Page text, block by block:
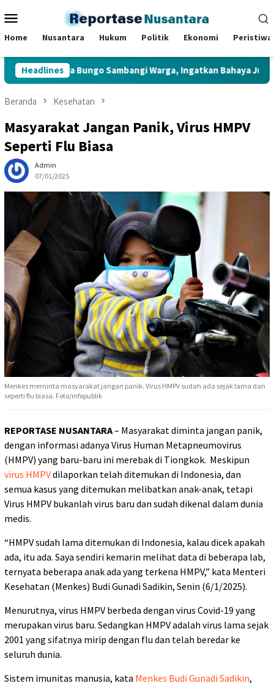
ke
Mobile
Home Nusantara Hukum Politik Ekonomi Peristiwa
Headlines
Muara Bungo Sambangi Warga, Ingatkan Bahaya Judi Online
Beranda Kesehatan
Masyarakat Jangan Panik, Virus HMPV
Seperti Flu Biasa
Admin
07/01/2025
Menkes meminta masyarakat jangan panik. Virus HMPV sudah ada sejak lama dan
seperti flu biasa. Foto/infopublik
REPORTASE NUSANTARA– Masyarakat diminta jangan panik,
dengan informasi adanya Virus Human Metapneumovirus
(HMPV) yang baru-baru ini merebak di Tiongkok. Meskipun
virus HMPVdilaporkan telah ditemukan di Indonesia, dan
semua kasus yang ditemukan melibatkan anak-anak, tetapi
Virus HMPV bukanlah virus baru dan sudah dikenal dalam dunia
medis.
“HMPV sudah lama ditemukan di Indonesia, kalau dicek apakah
ada, itu ada. Saya sendiri kemarin melihat data di beberapa lab,
ternyata beberapa anak ada yang terkena HMPV,” kata Menteri
Kesehatan (Menkes) Budi Gunadi Sadikin, Senin (6/1/2025).
Menurutnya, virus HMPV berbeda dengan virus Covid-19 yang
merupakan virus baru. Sedangkan HMPV adalah virus lama sejak
2001 yang sifatnya mirip dengan flu dan telah beredar ke
seluruh dunia.
Sistem imunitas manusia, kata Menkes Budi Gunadi Sadikin,